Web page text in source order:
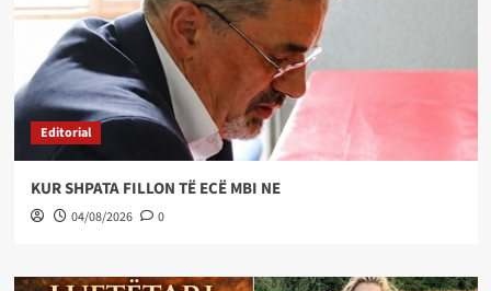
Editorial
KUR SHPATA FILLON TË ECË MBI NE
04/08/2026 0